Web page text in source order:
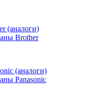
(аналоги)
Brother
(аналоги)
Panasonic